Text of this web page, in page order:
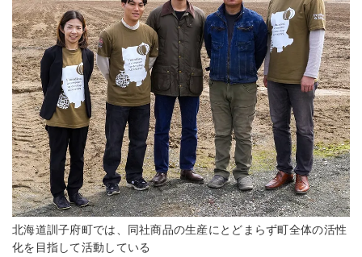
北海道訓子府町では、同社商品の生産にとどまらず町全体の活性
化を目指して活動している